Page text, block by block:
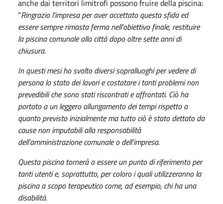
anche dai territori limitrofi possono fruire della piscina:
“Ringrazio l'impresa per aver accettato questa sfida ed
essere sempre rimasta ferma nell'obiettivo finale, restituire
la piscina comunale alla città dopo oltre sette anni di
chiusura.
In questi mesi ho svolto diversi sopralluoghi per vedere di
persona lo stato dei lavori e costatare i tanti problemi non
prevedibili che sono stati riscontrati e affrontati. Ciò ha
portato a un leggero allungamento dei tempi rispetto a
quanto previsto inizialmente ma tutto ciò è stato dettato da
cause non imputabili alla responsabilità
dell’amministrazione comunale o dell'impresa.
Questa piscina tornerà a essere un punto di riferimento per
tanti utenti e, soprattutto, per coloro i quali utilizzeranno la
piscina a scopo terapeutico come, ad esempio, chi ha una
disabilità.